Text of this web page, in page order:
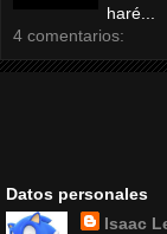
haré...
4 comentarios:
Datos personales
Isaac